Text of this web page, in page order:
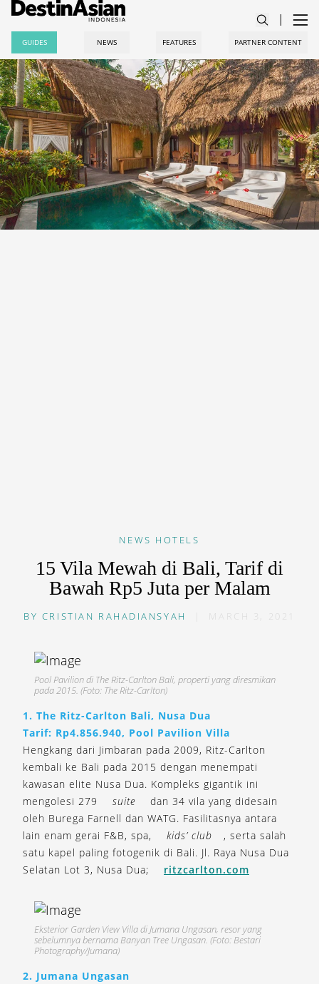
GUIDES NEWS FEATURES PARTNER CONTENT
NEWS HOTELS
15 Vila Mewah di Bali, Tarif di
Bawah Rp5 Juta per Malam
BY CRISTIAN RAHADIANSYAH MARCH 3, 2021
Pool Pavilion di The Ritz-Carlton Bali, properti yang diresmikan
pada 2015. (Foto: The Ritz-Carlton)
1. The Ritz-Carlton Bali, Nusa Dua
Tarif: Rp4.856.940, Pool Pavilion Villa
Hengkang dari Jimbaran pada 2009, Ritz-Carlton
kembali ke Bali pada 2015 dengan menempati
kawasan elite Nusa Dua. Kompleks gigantik ini
mengolesi 279
suite
dan 34 vila yang didesain
oleh Burega Farnell dan WATG. Fasilitasnya antara
lain enam gerai F&B, spa,
kids’ club
, serta salah
satu kapel paling fotogenik di Bali. Jl. Raya Nusa Dua
Selatan Lot 3, Nusa Dua;
ritzcarlton.com
Eksterior Garden View Villa di Jumana Ungasan, resor yang
sebelumnya bernama Banyan Tree Ungasan. (Foto: Bestari
Photography/Jumana)
2. Jumana Ungasan